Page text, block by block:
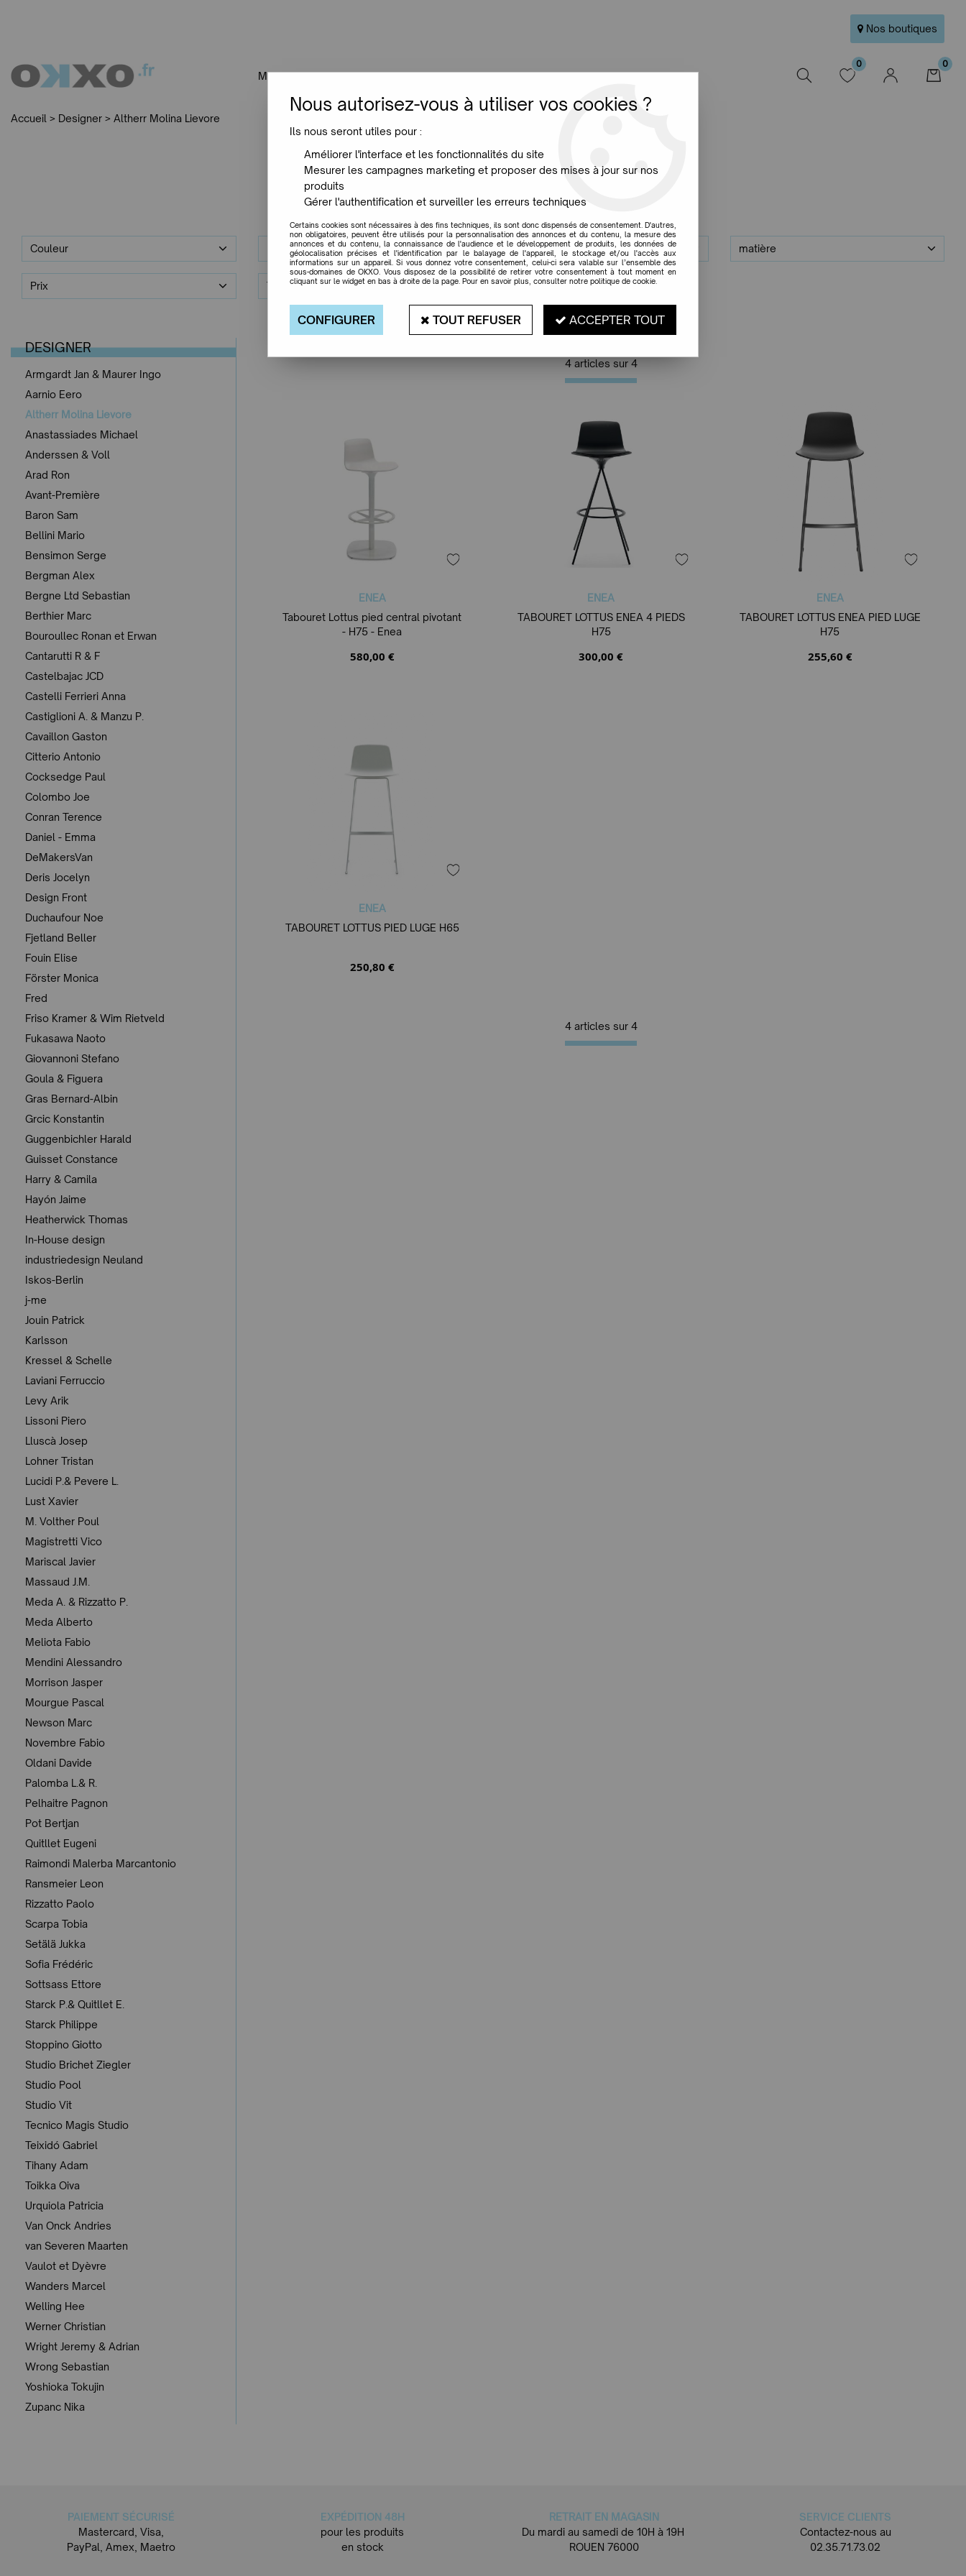
Nos boutiques
MOBILIER LUMINAIRES JARDIN MAISON PROMO NEW
0 0
Accueil > Designer > Altherr Molina Lievore
Altherr Molina Lievore
Couleur Designer Marques matière
Prix Trier par
DESIGNER
Armgardt Jan & Maurer Ingo
Aarnio Eero
Altherr Molina Lievore
Anastassiades Michael
Anderssen & Voll
Arad Ron
Avant-Première
Baron Sam
Bellini Mario
Bensimon Serge
Bergman Alex
Bergne Ltd Sebastian
Berthier Marc
Bouroullec Ronan et Erwan
Cantarutti R & F
Castelbajac JCD
Castelli Ferrieri Anna
Castiglioni A. & Manzu P.
Cavaillon Gaston
Citterio Antonio
Cocksedge Paul
Colombo Joe
Conran Terence
Daniel - Emma
DeMakersVan
Deris Jocelyn
Design Front
Duchaufour Noe
Fjetland Beller
Fouin Elise
Förster Monica
Fred
Friso Kramer & Wim Rietveld
Fukasawa Naoto
Giovannoni Stefano
Goula & Figuera
Gras Bernard-Albin
Grcic Konstantin
Guggenbichler Harald
Guisset Constance
Harry & Camila
Hayón Jaime
Heatherwick Thomas
In-House design
industriedesign Neuland
Iskos-Berlin
j-me
Jouin Patrick
Karlsson
Kressel & Schelle
Laviani Ferruccio
Levy Arik
Lissoni Piero
Lluscà Josep
Lohner Tristan
Lucidi P.& Pevere L.
Lust Xavier
M. Volther Poul
Magistretti Vico
Mariscal Javier
Massaud J.M.
Meda A. & Rizzatto P.
Meda Alberto
Meliota Fabio
Mendini Alessandro
Morrison Jasper
Mourgue Pascal
Newson Marc
Novembre Fabio
Oldani Davide
Palomba L.& R.
Pelhaitre Pagnon
Pot Bertjan
Quitllet Eugeni
Raimondi Malerba Marcantonio
Ransmeier Leon
Rizzatto Paolo
Scarpa Tobia
Setälä Jukka
Sofia Frédéric
Sottsass Ettore
Starck P.& Quitllet E.
Starck Philippe
Stoppino Giotto
Studio Brichet Ziegler
Studio Pool
Studio Vit
Tecnico Magis Studio
Teixidó Gabriel
Tihany Adam
Toikka Oiva
Urquiola Patricia
Van Onck Andries
van Severen Maarten
Vaulot et Dyèvre
Wanders Marcel
Welling Hee
Werner Christian
Wright Jeremy & Adrian
Wrong Sebastian
Yoshioka Tokujin
Zupanc Nika
4 articles sur 4
ENEA
Tabouret Lottus pied central pivotant
- H75 - Enea
580,00 €
ENEA
TABOURET LOTTUS ENEA 4 PIEDS
H75
300,00 €
ENEA
TABOURET LOTTUS ENEA PIED LUGE
H75
255,60 €
ENEA
TABOURET LOTTUS PIED LUGE H65
250,80 €
4 articles sur 4
PAIEMENT SÉCURISÉ
Mastercard, Visa,
PayPal, Amex, Maetro
EXPÉDITION 48H
pour les produits
en stock
RETRAIT EN MAGASIN
Du mardi au samedi de 10H à 19H
ROUEN 76000
SERVICE CLIENTS
Contactez-nous au
02.35.71.73.02
Nous autorisez-vous à utiliser vos cookies ?
Ils nous seront utiles pour :
Améliorer l'interface et les fonctionnalités du site
Mesurer les campagnes marketing et proposer des mises à jour sur nos
produits
Gérer l'authentification et surveiller les erreurs techniques
Certains cookies sont nécessaires à des fins techniques, ils sont donc dispensés de consentement. D'autres,
non obligatoires, peuvent être utilisés pour la personnalisation des annonces et du contenu, la mesure des
annonces et du contenu, la connaissance de l'audience et le développement de produits, les données de
géolocalisation précises et l'identification par le balayage de l'appareil, le stockage et/ou l'accès aux
informations sur un appareil. Si vous donnez votre consentement, celui-ci sera valable sur l’ensemble des
sous-domaines de OKXO. Vous disposez de la possibilité de retirer votre consentement à tout moment en
cliquant sur le widget en bas à droite de la page. Pour en savoir plus, consulter notre politique de cookie.
CONFIGURER TOUT REFUSER ACCEPTER TOUT